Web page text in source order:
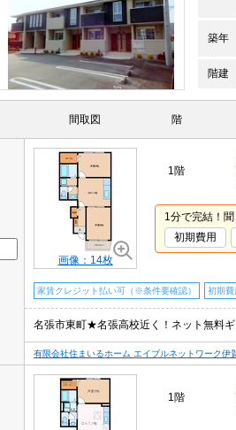
築年
階建
間取図 階
画像：14枚
1階
1分で完結！
初期費用
家賃クレジット払い可（※条件要確認） 初期費
名張市東町★名張高校近く！ネット無料ギ
有限会社住まいるホーム エイブルネットワーク伊
1階